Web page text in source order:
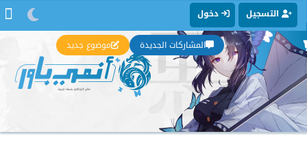
التسجيل دخول
المشاركات الجديدة موضوع جديد